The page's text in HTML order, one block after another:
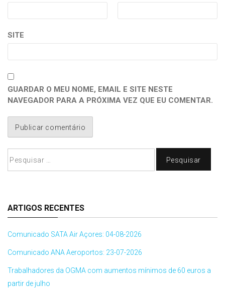
SITE
GUARDAR O MEU NOME, EMAIL E SITE NESTE
NAVEGADOR PARA A PRÓXIMA VEZ QUE EU COMENTAR.
ARTIGOS RECENTES
Comunicado SATA Air Açores: 04-08-2026
Comunicado ANA Aeroportos: 23-07-2026
Trabalhadores da OGMA com aumentos mínimos de 60 euros a
partir de julho